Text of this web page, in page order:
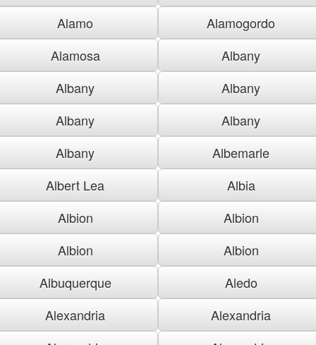
Alamo
Alamogordo
Alamosa
Albany
Albany
Albany
Albany
Albany
Albany
Albemarle
Albert Lea
Albia
Albion
Albion
Albion
Albion
Albuquerque
Aledo
Alexandria
Alexandria